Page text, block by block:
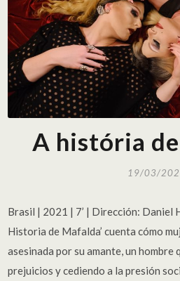
A história
19/03/
Brasil | 2021 | 7’ | Dirección: Daniel
Historia de Mafalda’ cuenta cómo
asesinada por su amante, un hombre
prejuicios y cediendo a la presión